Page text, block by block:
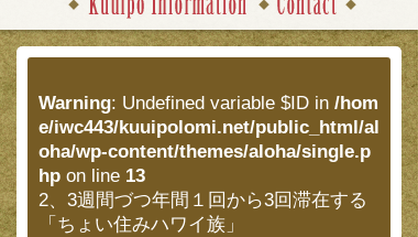
Warning: Undefined variable $ID in /hom
e/iwc443/kuuipolomi.net/public_html/al
oha/wp-content/themes/aloha/single.p
hp on line 13
2、3週間づつ年間１回から3回滞在する
「ちょい住みハワイ族」